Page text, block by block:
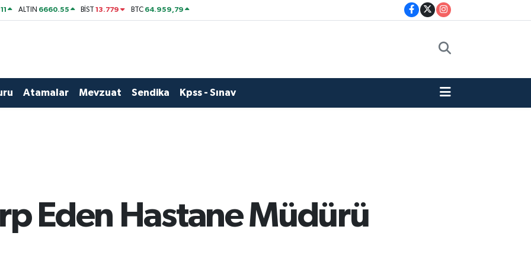
ALTIN 6660.55 BİST13.779 BTC 64.959,79
Atamalar Mevzuat Sendika Kpss - Sınav
Eden Hastane Müdürü